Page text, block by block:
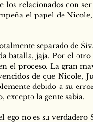
los relacionados con
el papel de
separado de
batalla, jaja. Por el
el proceso. La gran
de que Nicole,
debido a su
excepto la gente sabia.
ego no es su